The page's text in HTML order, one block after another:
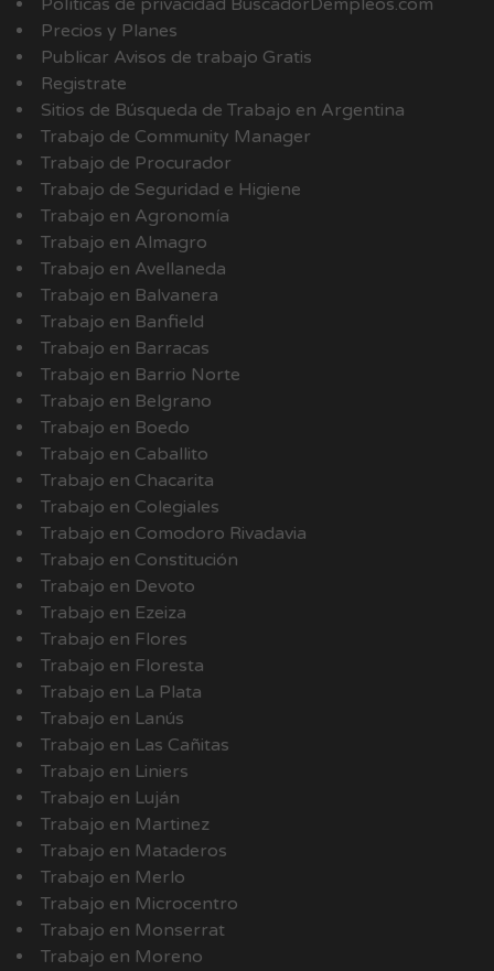
Políticas de privacidad BuscadorDempleos.com
Precios y Planes
Publicar Avisos de trabajo Gratis
Registrate
Sitios de Búsqueda de Trabajo en Argentina
Trabajo de Community Manager
Trabajo de Procurador
Trabajo de Seguridad e Higiene
Trabajo en Agronomía
Trabajo en Almagro
Trabajo en Avellaneda
Trabajo en Balvanera
Trabajo en Banfield
Trabajo en Barracas
Trabajo en Barrio Norte
Trabajo en Belgrano
Trabajo en Boedo
Trabajo en Caballito
Trabajo en Chacarita
Trabajo en Colegiales
Trabajo en Comodoro Rivadavia
Trabajo en Constitución
Trabajo en Devoto
Trabajo en Ezeiza
Trabajo en Flores
Trabajo en Floresta
Trabajo en La Plata
Trabajo en Lanús
Trabajo en Las Cañitas
Trabajo en Liniers
Trabajo en Luján
Trabajo en Martinez
Trabajo en Mataderos
Trabajo en Merlo
Trabajo en Microcentro
Trabajo en Monserrat
Trabajo en Moreno